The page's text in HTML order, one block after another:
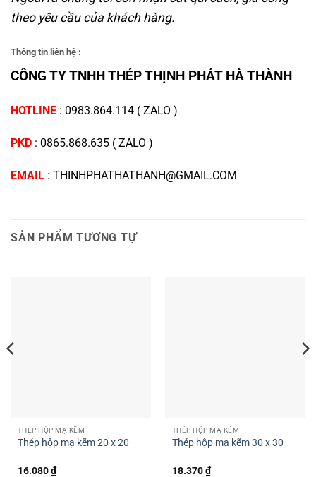
theo yêu cầu của khách hàng.
Thông tin liên hệ :
CÔNG TY TNHH THÉP THỊNH PHÁT HÀ THÀNH
HOTLINE : 0983.864.114 ( ZALO )
PKD : 0865.868.635 ( ZALO )
EMAIL : THINHPHATHATHANH@GMAIL.COM
SẢN PHẨM TƯƠNG TỰ
THÉP HỘP MẠ KẼM
Thép hộp mạ kẽm 20 x 20
16.080₫
THÉP HỘP MẠ KẼM
Thép hộp mạ kẽm 30 x 30
18.370₫